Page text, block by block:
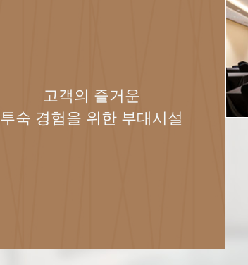
고객의 즐거운
투숙 경험을 위한 부대시설